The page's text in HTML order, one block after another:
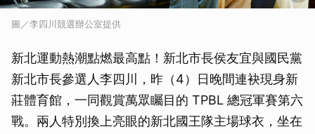
圖／李四川競選辦公室提供
新北運動熱潮點燃最高點！新北市長侯友宜與國民黨
新北市長參選人李四川，昨（4）日晚間連袂現身新
莊體育館，一同觀賞萬眾矚目的 TPBL 總冠軍賽第六
戰。兩人特別換上亮眼的新北國王隊主場球衣，坐在